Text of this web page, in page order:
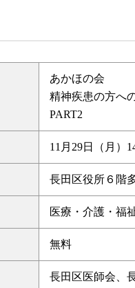
あかほの会
精神疾患の方へ
PART2
11月29日（月）
長田区役所６階
医療・介護・福
無料
長田区医師会、